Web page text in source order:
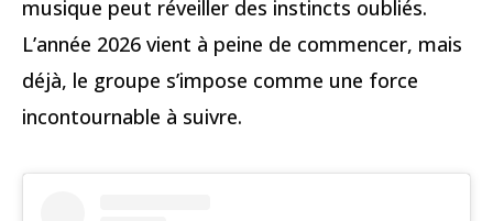
musique peut réveiller des instincts oubliés.
L’année 2026 vient à peine de commencer, mais
déjà, le groupe s’impose comme une force
incontournable à suivre.